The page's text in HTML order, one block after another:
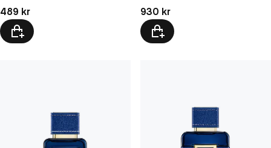
Pris: 489 kr
489 kr Pris: 930 kr
930 kr